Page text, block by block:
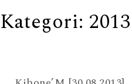
Kategori: 2013